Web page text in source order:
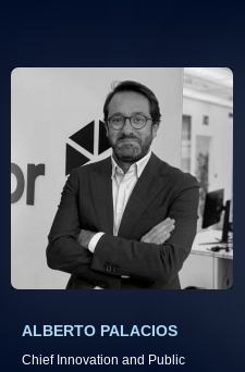
ALBERTO PALACIOS
Chief Innovation and Public